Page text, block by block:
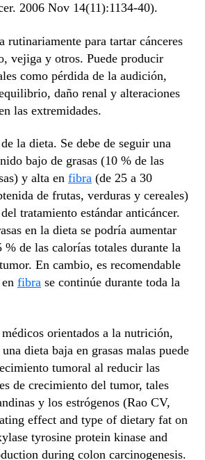
2006 Nov 14(11):1134-40).
rutinariamente para tartar cánceres
vejiga y otros. Puede producir
como pérdida de la audición,
daño renal y alteraciones
las extremidades.
la dieta. Se debe de seguir una
bajo de grasas (10 % de las
y alta en fibra (de 25 a 30
de frutas, verduras y cereales)
tratamiento estándar anticáncer.
en la dieta se podría aumentar
% de las calorías totales durante la
En cambio, es recomendable
fibra se continúe durante toda la
orientados a la nutrición,
dieta baja en grasas malas puede
tumoral al reducir las
de crecimiento del tumor, tales
y los estrógenos (Rao CV,
effect and type of dietary fat on
tyrosine protein kinase and
during colon carcinogenesis.